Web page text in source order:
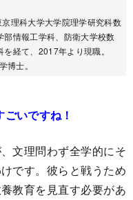
理科大学大学院理学研究科数
情報工学科、防衛大学校数
経て、2017年より現職。
博士。
いですね！
文理問わず全学的にそ
です。彼らと戦うため
教育を見直す必要があ